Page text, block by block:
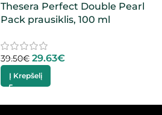
Thesera Perfect Double Pearl
Pack prausiklis, 100 ml
39.50€ 29.63€
Į Krepšelį